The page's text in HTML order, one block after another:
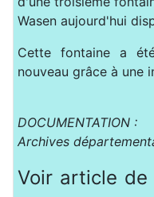
Wasen aujourd'hui
Cette fontaine a
nouveau grâce à une
DOCUMENTATION :
Archives
Voir article de